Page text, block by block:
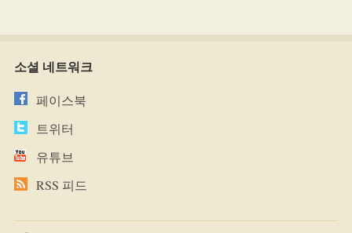
소셜 네트워크
페이스북
트위터
유튜브
RSS 피드